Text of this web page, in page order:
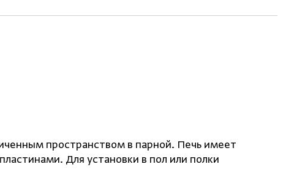
пространством в парной. Печь имеет
Для установки в пол или полки